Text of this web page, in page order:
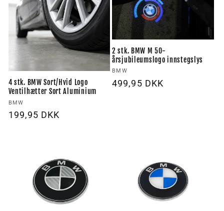
4 stk. BMW Sort/Hvid Logo
Ventilhætter Sort Aluminium
Forhandler:
BMW
Vanlig
199,95 DKK
2 stk. BMW M 50-
årsjubileumslogo innstegslys
Forhandler:
BMW
Vanlig
499,95 DKK